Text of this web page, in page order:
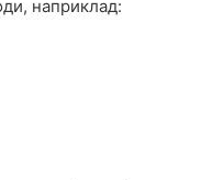
наприклад: